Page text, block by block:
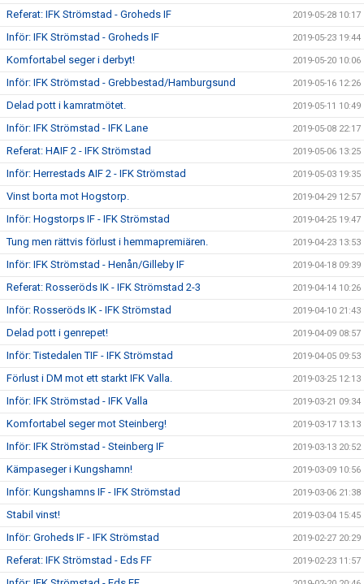
Referat: IFK Strömstad - Groheds IF 2019-05-28 10:17
Inför: IFK Strömstad - Groheds IF 2019-05-23 19:44
Komfortabel seger i derbyt! 2019-05-20 10:06
Inför: IFK Strömstad - Grebbestad/Hamburgsund 2019-05-16 12:26
Delad pott i kamratmötet. 2019-05-11 10:49
Inför: IFK Strömstad - IFK Lane 2019-05-08 22:17
Referat: HAIF 2 - IFK Strömstad 2019-05-06 13:25
Inför: Herrestads AIF 2 - IFK Strömstad 2019-05-03 19:35
Vinst borta mot Hogstorp. 2019-04-29 12:57
Inför: Hogstorps IF - IFK Strömstad 2019-04-25 19:47
Tung men rättvis förlust i hemmapremiären. 2019-04-23 13:53
Inför: IFK Strömstad - Henån/Gilleby IF 2019-04-18 09:39
Referat: Rosseröds IK - IFK Strömstad 2-3 2019-04-14 10:26
Inför: Rosseröds IK - IFK Strömstad 2019-04-10 21:43
Delad pott i genrepet! 2019-04-09 08:57
Inför: Tistedalen TIF - IFK Strömstad 2019-04-05 09:53
Förlust i DM mot ett starkt IFK Valla. 2019-03-25 12:13
Inför: IFK Strömstad - IFK Valla 2019-03-21 09:34
Komfortabel seger mot Steinberg! 2019-03-17 13:13
Inför: IFK Strömstad - Steinberg IF 2019-03-13 20:52
Kämpaseger i Kungshamn! 2019-03-09 10:56
Inför: Kungshamns IF - IFK Strömstad 2019-03-06 21:38
Stabil vinst! 2019-03-04 15:45
Inför: Groheds IF - IFK Strömstad 2019-02-27 20:29
Referat: IFK Strömstad - Eds FF 2019-02-23 11:57